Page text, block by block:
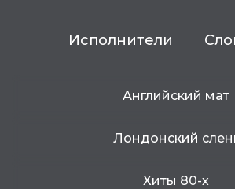
Исполнители
Английский мат
Лондонский
Хиты 80-х